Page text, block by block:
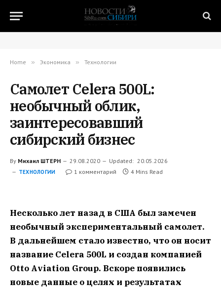
Home » Экономика » Технологии
Самолет Celera 500L:
необычный облик,
заинтересовавший
сибирский бизнес
By Михаил ШТЕРН 29.08.2020 Updated: 20.05.2026
ТЕХНОЛОГИИ 1 комментарий 4 Mins Read
Несколько лет назад в США был замечен
необычный экспериментальный самолет.
В дальнейшем стало известно, что он носит
название Celera 500L и создан компанией
Otto Aviation Group. Вскоре появились
новые данные о целях и результатах